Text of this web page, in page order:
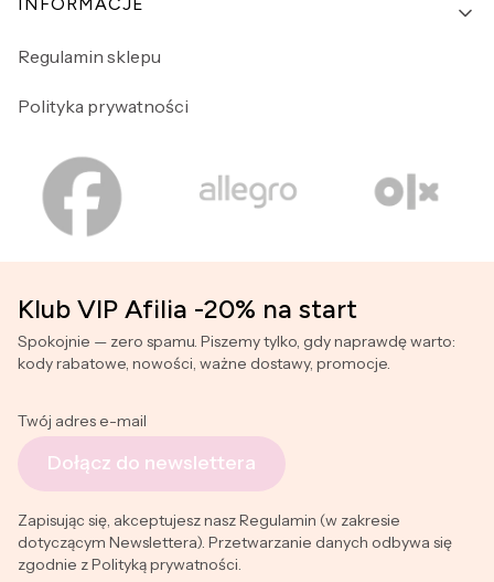
Regulamin sklepu
Polityka prywatności
Klub VIP Afilia -20% na start
Spokojnie — zero spamu. Piszemy tylko, gdy naprawdę warto:
kody rabatowe, nowości, ważne dostawy, promocje.
Twój adres e-mail
Dołącz do newslettera
Zapisując się, akceptujesz nasz Regulamin (w zakresie
dotyczącym Newslettera). Przetwarzanie danych odbywa się
zgodnie z Polityką prywatności.